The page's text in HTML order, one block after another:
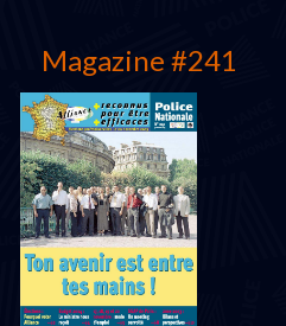
Décembre 2003
Magazine #241